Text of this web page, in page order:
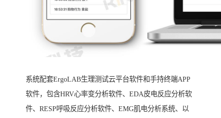
系统配套ErgoLAB生理测试云平台软件和手持终端APP
软件，包含HRV心率变分析软件、EDA皮电反应分析软
件、RESP呼吸反应分析软件、EMG肌电分析系统、以